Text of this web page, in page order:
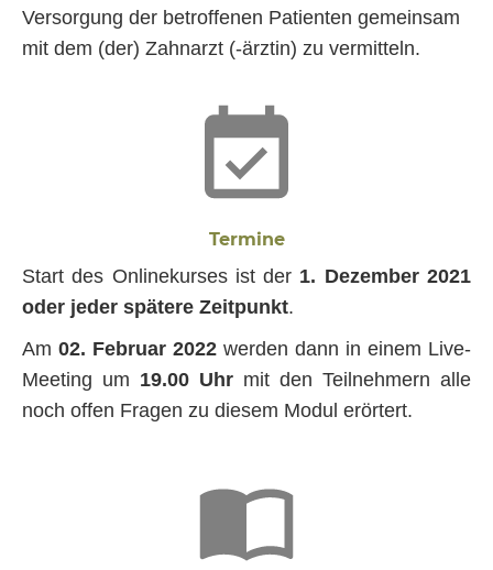
Versorgung der betroffenen Patienten gemeinsam
mit dem (der) Zahnarzt (-ärztin) zu vermitteln.
Termine
Start des Onlinekurses ist der 1. Dezember 2021
oder jeder spätere Zeitpunkt.
Am 02. Februar 2022 werden dann in einem Live-
Meeting um 19.00 Uhr mit den Teilnehmern alle
noch offen Fragen zu diesem Modul erörtert.